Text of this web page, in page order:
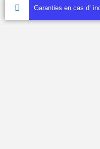
Garanties en cas d’